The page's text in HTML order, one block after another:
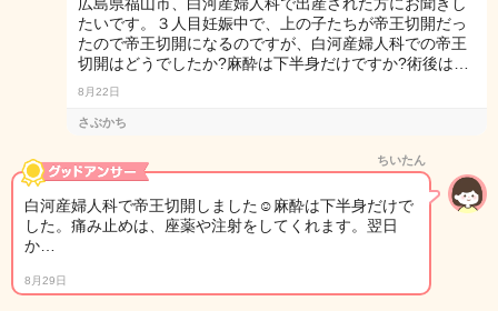
たいです。３人目妊娠中で、上の子たちが帝王切開だっ
たので帝王切開になるのですが、白河産婦人科での帝王
切開はどうでしたか?麻酔は下半身だけですか?術後は…
8月22日
さぶかち
ちいたん
白河産婦人科で帝王切開しました☺麻酔は下半身だけで
した。痛み止めは、座薬や注射をしてくれます。翌日
か…
8月29日